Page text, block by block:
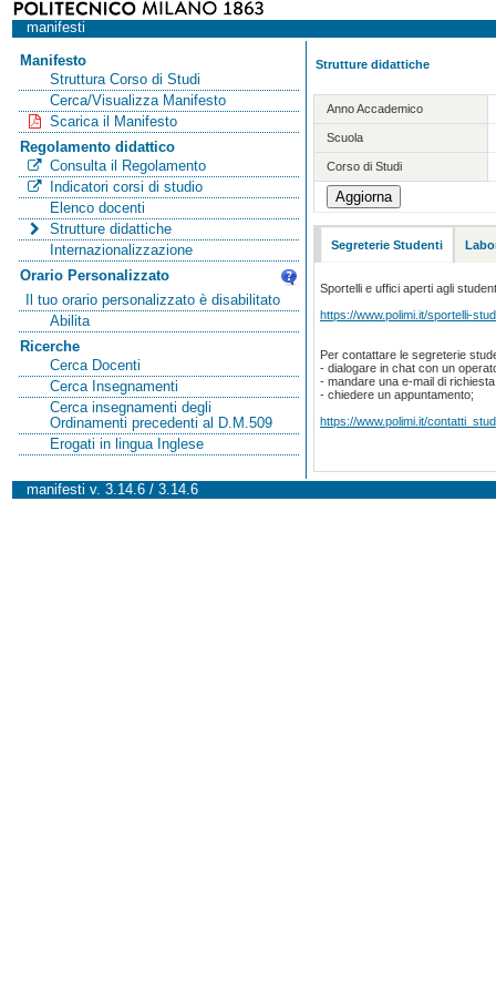
manifesti
Manifesto
Struttura Corso di Studi
Cerca/Visualizza Manifesto
Scarica il Manifesto
Regolamento didattico
Consulta il Regolamento
Indicatori corsi di studio
Elenco docenti
Strutture didattiche
Internazionalizzazione
Orario Personalizzato
Il tuo orario personalizzato è disabilitato
Abilita
Ricerche
Cerca Docenti
Cerca Insegnamenti
Cerca insegnamenti degli
Ordinamenti precedenti al D.M.509
Erogati in lingua Inglese
Strutture didattiche
Anno Accademico
Scuola
Corso di Studi
Segreterie Studenti
Sportelli e uffici aperti agli
https://www.polimi.it/sportelli-
Per contattare le segreterie
- dialogare in chat con un
- mandare una e-mail di
- chiedere un appuntamento;
https://www.polimi.it/
manifesti v. 3.14.6 / 3.14.6